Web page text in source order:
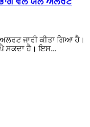
ਜਾਰੀ ਕੀਤਾ ਗਿਆ ਹੈ।
ਸਕਦਾ ਹੈ। ਇਸ...